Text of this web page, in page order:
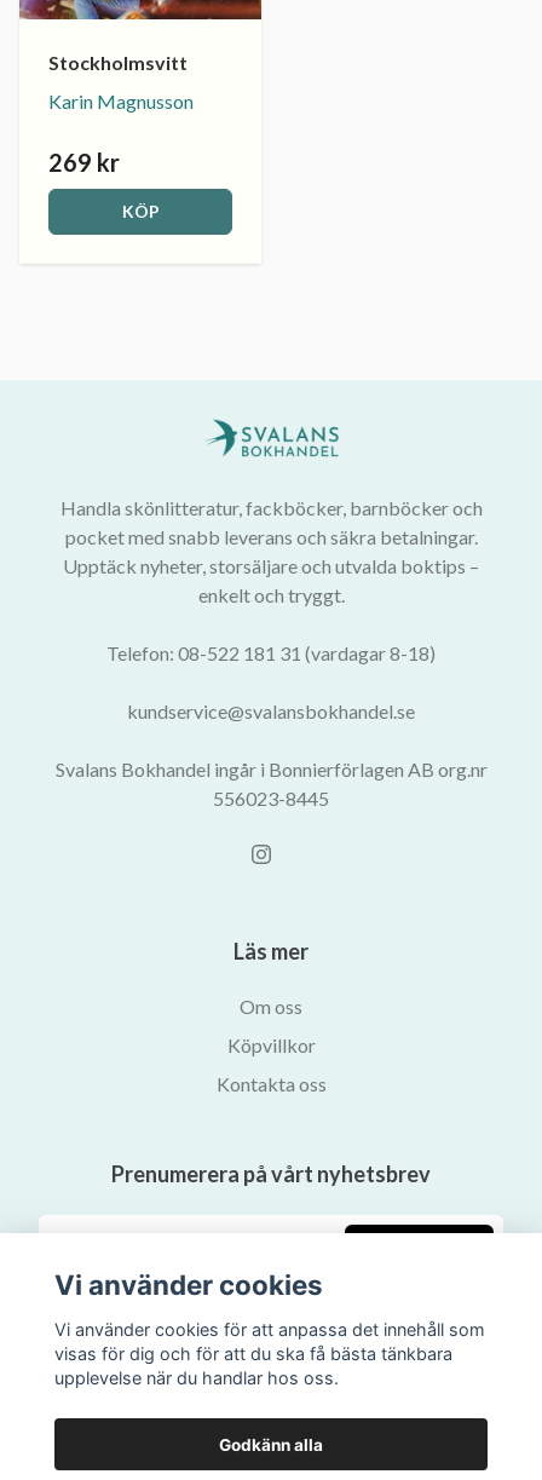
Stockholmsvitt
Karin Magnusson
269 kr
KÖP
Handla skönlitteratur, fackböcker, barnböcker och
pocket med snabb leverans och säkra betalningar.
Upptäck nyheter, storsäljare och utvalda boktips –
enkelt och tryggt.
Telefon: 08-522 181 31 (vardagar 8-18)
kundservice@svalansbokhandel.se
Svalans Bokhandel ingår i Bonnierförlagen AB org.nr
556023-8445
Läs mer
Om oss
Köpvillkor
Kontakta oss
Prenumerera på vårt nyhetsbrev
Vi använder cookies
Vi använder cookies för att anpassa det innehåll som
visas för dig och för att du ska få bästa tänkbara
upplevelse när du handlar hos oss.
Godkänn alla